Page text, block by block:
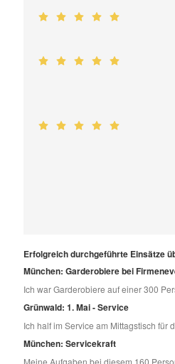
Erfolgreich durchgeführte Einsätze
München: Garderobiere bei
Ich war Garderobiere auf einer 300
Grünwald: 1. Mai - Service
Ich half im Service am Mittagstisch für
München: Servicekraft